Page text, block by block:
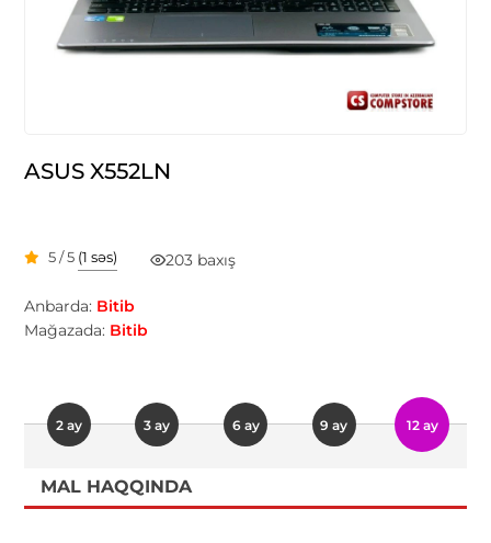
ASUS X552LN
5 / 5 (1 səs) 203 baxış
Anbarda: Bitib
Mağazada: Bitib
2 ay 3 ay 6 ay 9 ay 12 ay
MAL HAQQINDA